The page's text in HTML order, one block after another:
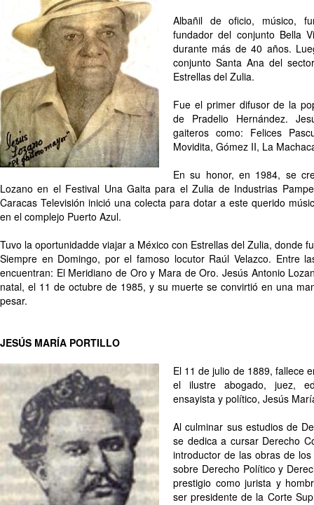
Albañil de oficio, músico,
fundador del conjunto Bella
durante más de 40 años.
conjunto Santa Ana del
Estrellas del Zulia.
Fue el primer difusor de la
de Pradelio Hernández.
gaiteros como: Felices
Movidita, Gómez II, La
En su honor, en 1984, se
Lozano en el Festival Una Gaita para el Zulia de Industrias
Caracas Televisión inició una colecta para dotar a este querido
en el complejo Puerto Azul.
Tuvo la oportunidadde viajar a México con Estrellas del Zulia, donde
Siempre en Domingo, por el famoso locutor Raúl Velazco. Entre
encuentran: El Meridiano de Oro y Mara de Oro. Jesús Antonio
natal, el 11 de octubre de 1985, y su muerte se convirtió en una
pesar.
JESÚS MARÍA PORTILLO
El 11 de julio de 1889, fallece
el ilustre abogado, juez,
ensayista y político, Jesús
Al culminar sus estudios de
se dedica a cursar Derecho
introductor de las obras de
sobre Derecho Político y
prestigio como jurista y
ser presidente de la Corte